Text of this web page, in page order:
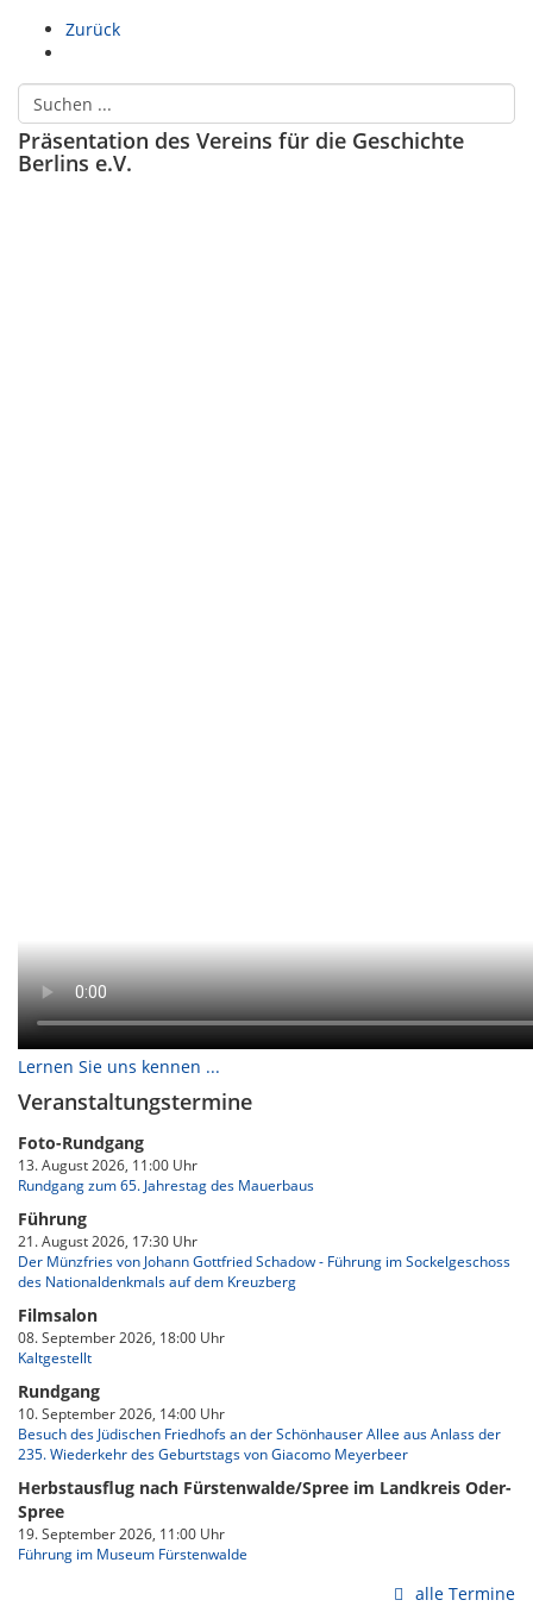
Zurück
Präsentation des Vereins für die Geschichte
Berlins e.V.
Lernen Sie uns kennen ...
Veranstaltungstermine
Foto-Rundgang
13. August 2026, 11:00 Uhr
Rundgang zum 65. Jahrestag des Mauerbaus
Führung
21. August 2026, 17:30 Uhr
Der Münzfries von Johann Gottfried Schadow - Führung im Sockelgeschoss
des Nationaldenkmals auf dem Kreuzberg
Filmsalon
08. September 2026, 18:00 Uhr
Kaltgestellt
Rundgang
10. September 2026, 14:00 Uhr
Besuch des Jüdischen Friedhofs an der Schönhauser Allee aus Anlass der
235. Wiederkehr des Geburtstags von Giacomo Meyerbeer
Herbstausflug nach Fürstenwalde/Spree im Landkreis Oder-
Spree
19. September 2026, 11:00 Uhr
Führung im Museum Fürstenwalde
alle Termine